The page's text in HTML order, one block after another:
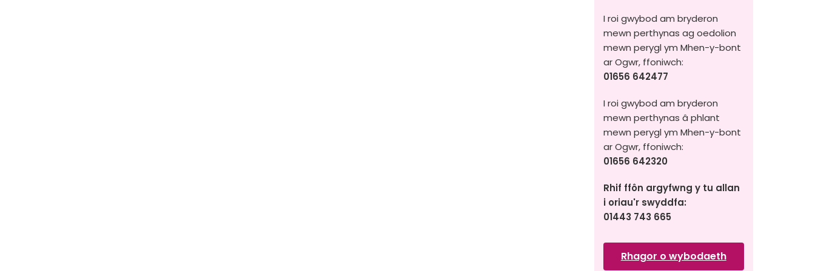
I roi gwybod am bryderon
mewn perthynas ag oedolion
mewn perygl ym Mhen-y-bont
ar Ogwr, ffoniwch:
01656 642477
I roi gwybod am bryderon
mewn perthynas â phlant
mewn perygl ym Mhen-y-bont
ar Ogwr, ffoniwch:
01656 642320
Rhif ffôn argyfwng y tu allan
i oriau'r swyddfa:
01443 743 665
Rhagor o wybodaeth